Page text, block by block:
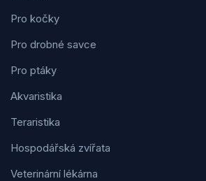
Pro kočky
Pro drobné savce
Pro ptáky
Akvaristika
Teraristika
Hospodářská zvířata
Veterinární lékárna